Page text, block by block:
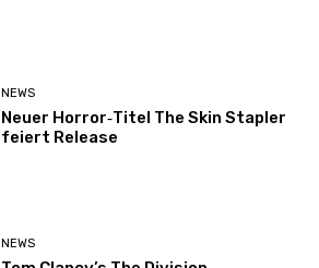
NEWS
Neuer Horror‑Titel The Skin Stapler
feiert Release
NEWS